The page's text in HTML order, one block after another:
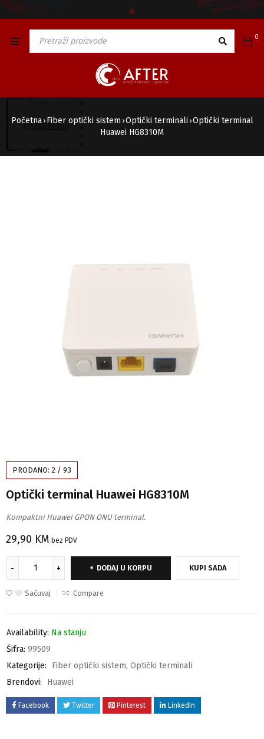
🅯
0
Početna › Fiber optički sistem ›Optički terminali ›Optički terminal
Huawei HG8310M
PRODANO: 2 / 93
Optički terminal Huawei HG8310M
Kompaktni Huawei GPON ONU terminal.
29,90 KM bez PDV
DODAJ U KORPU KUPI SADA
Sačuvaj Compare
Availability: Na stanju
Šifra: 99509
Kategorije:
Fiber optički sistem, Optički terminali
Brendovi:
Huawei
Facebook Twitter Pinterest LinkedIn